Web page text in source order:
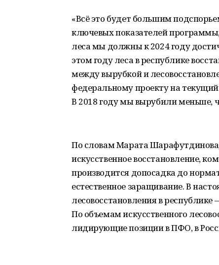
«Всё это будет большим
ключевых показателей
леса мы должны к 2024 году
этом году леса в республике
между вырубкой и
федеральному проекту на
В 2018 году мы вырубили меньше,
По словам Марата Шарафутдинова,
искусственное восстановление,
производится допосадка до
естественное заращивание. В
лесовосстановления в
По объемам искусственного
лидирующие позиции в ПФО, в